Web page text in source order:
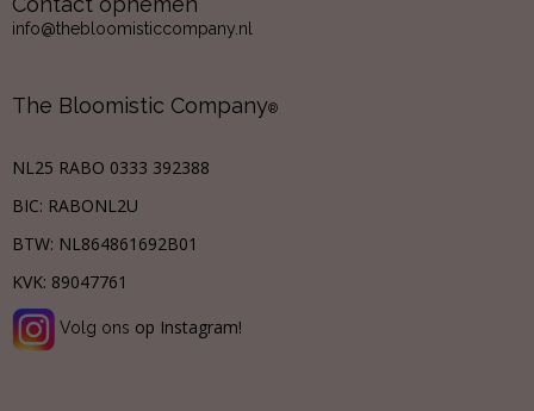
info@thebloomisticcompany.nl
The Bloomistic Company®
NL25 RABO 0333 392388
BIC: RABONL2U
BTW: NL864861692B01
KVK: 89047761
Volg ons op Instagram!